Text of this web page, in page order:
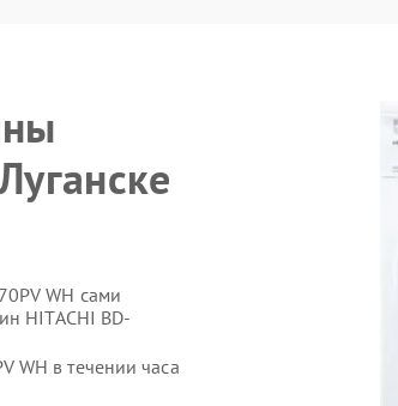
WH сами
HITACHI BD-
WH в течении часа